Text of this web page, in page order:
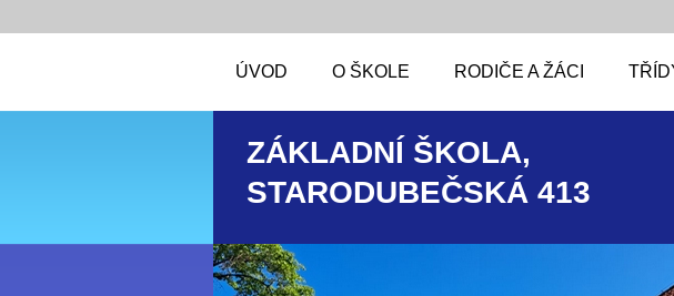
ÚVOD O ŠKOLE RODIČE A ŽÁCI
ZÁKLADNÍ ŠKOLA,
STARODUBEČSKÁ 413